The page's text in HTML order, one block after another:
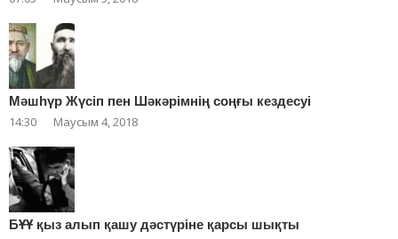
Мәшһүр Жүсіп пен Шәкәрімнің соңғы кездесуі
14:30 Маусым 4, 2018
БҰҰ қыз алып қашу дәстүріне қарсы шықты